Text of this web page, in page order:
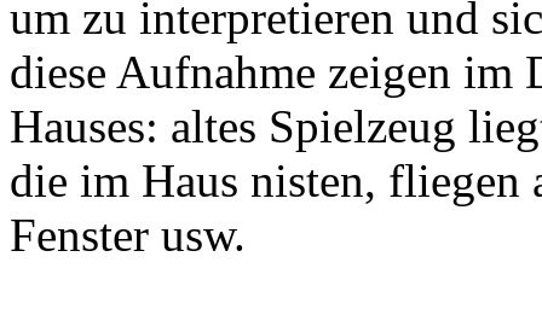
um zu interpretieren und
diese Aufnahme zeigen im
Hauses: altes Spielzeug
die im Haus nisten, fliegen
Fenster usw.